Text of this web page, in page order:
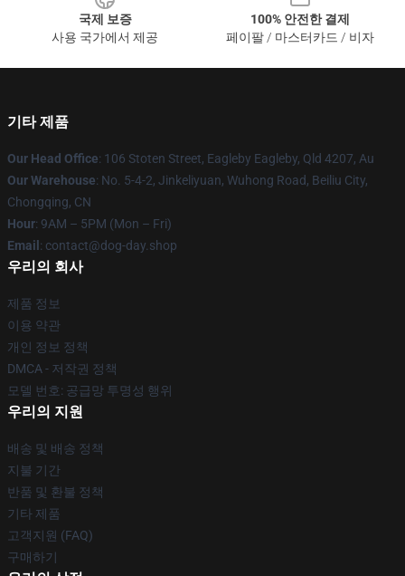
국제 보증
사용 국가에서 제공
100% 안전한 결제
페이팔 / 마스터카드 / 비자
기타 제품
Our Head Office: 106 Stoten Street, Eagleby Eagleby, Qld 4207, Au
Our Warehouse: No. 5-4-2, Jinkeliyuan, Wuhong Road, Beiliu City,
Chongqing, CN
Hour: 9AM – 5PM (Mon – Fri)
Email : contact@dog-day.shop
우리의 회사
제품 정보
이용 약관
개인 정보 정책
DMCA - 저작권 정책
모델 번호: 공급망 투명성 행위
우리의 지원
배송 및 배송 정책
지불 기간
반품 및 환불 정책
기타 제품
고객지원 (FAQ)
구매하기